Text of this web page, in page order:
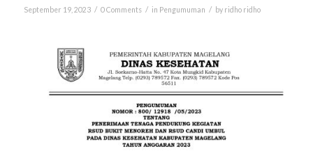
September 19, 2023 / 0 Comments / in Pengumuman / by ridho ridho